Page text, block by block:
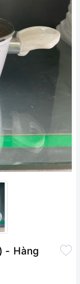
- Hàng